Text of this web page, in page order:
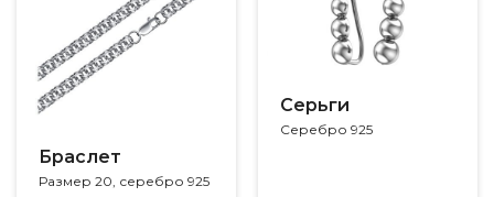
Браслет
Размер 20, серебро 925
Серьги
Серебро 925